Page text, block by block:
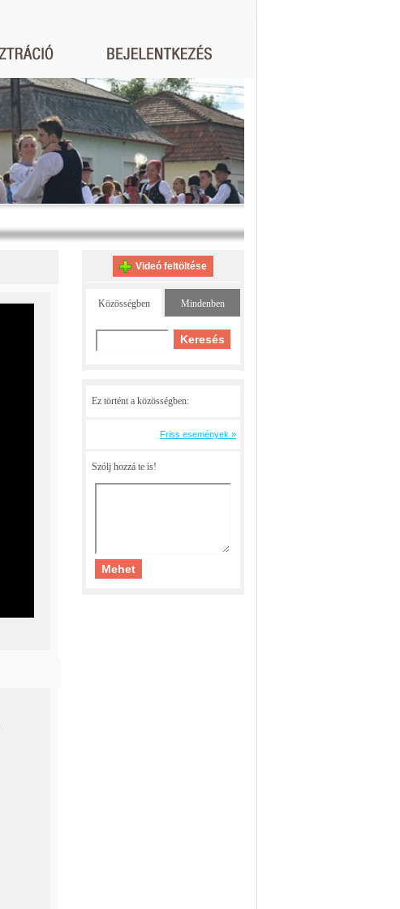
Videó feltöltése
Közösségben Mindenben
Ez történt a közösségben:
Friss események »
Szólj hozzá te is!